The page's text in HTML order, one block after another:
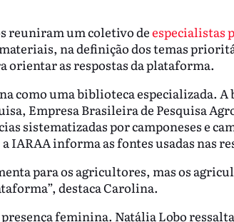
reuniram um coletivo deespecialistas
na definição dos temas
orientar as respostas da plataforma.
como uma biblioteca especializada. A
Empresa Brasileira de Pesquisa
sistematizadas por camponeses e
informa as fontes usadas nas
para os agricultores, mas os
destaca Carolina.
feminina. Natália Lobo